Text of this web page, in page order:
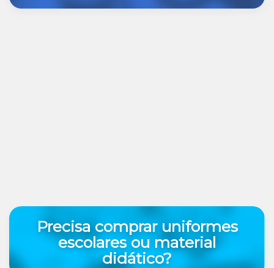
Precisa comprar uniformes
escolares ou material
didático?